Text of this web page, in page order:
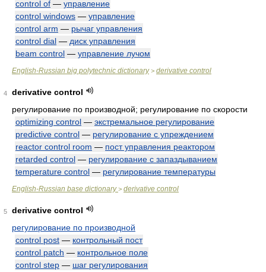
control of — управление
control windows — управление
control arm — рычаг управления
control dial — диск управления
beam control — управление лучом
English-Russian big polytechnic dictionary> derivative control
4
derivative control
регулирование по производной; регулирование по скорости
optimizing control — экстремальное регулирование
predictive control — регулирование с упреждением
reactor control room — пост управления реактором
retarded control — регулирование с запаздыванием
temperature control — регулирование температуры
English-Russian base dictionary> derivative control
5
derivative control
регулирование по производной
control post — контрольный пост
control patch — контрольное поле
control step — шаг регулирования